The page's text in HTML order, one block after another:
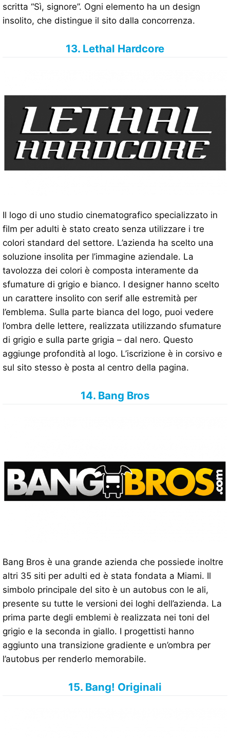
scritta “Sì, signore”. Ogni elemento ha un design
insolito, che distingue il sito dalla concorrenza.
13. Lethal Hardcore
Il logo di uno studio cinematografico specializzato in
film per adulti è stato creato senza utilizzare i tre
colori standard del settore. L’azienda ha scelto una
soluzione insolita per l’immagine aziendale. La
tavolozza dei colori è composta interamente da
sfumature di grigio e bianco. I designer hanno scelto
un carattere insolito con serif alle estremità per
l’emblema. Sulla parte bianca del logo, puoi vedere
l’ombra delle lettere, realizzata utilizzando sfumature
di grigio e sulla parte grigia – dal nero. Questo
aggiunge profondità al logo. L’iscrizione è in corsivo e
sul sito stesso è posta al centro della pagina.
14. Bang Bros
Bang Bros è una grande azienda che possiede inoltre
altri 35 siti per adulti ed è stata fondata a Miami. Il
simbolo principale del sito è un autobus con le ali,
presente su tutte le versioni dei loghi dell’azienda. La
prima parte degli emblemi è realizzata nei toni del
grigio e la seconda in giallo. I progettisti hanno
aggiunto una transizione gradiente e un’ombra per
l’autobus per renderlo memorabile.
15. Bang! Originali